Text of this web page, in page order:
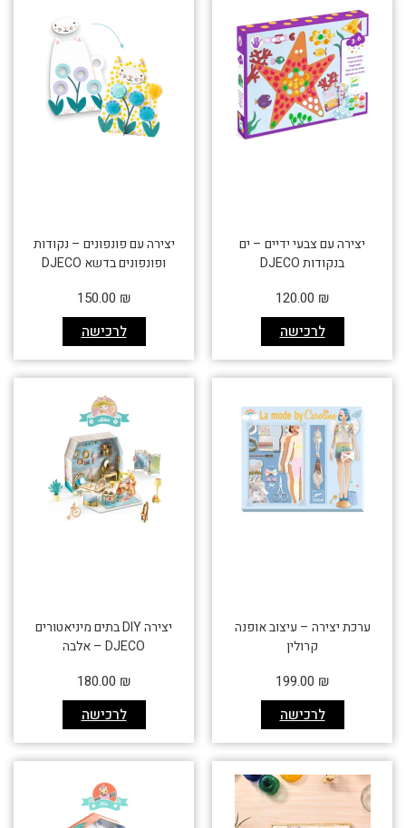
יצירה עם צבעי ידיים – ים
בנקודות DJECO
לרכישה
120.00 ₪
יצירה עם פונפונים – נקודות
ופונפונים בדשא DJECO
לרכישה
150.00 ₪
ערכת יצירה – עיצוב אופנה
קרולין
לרכישה
199.00 ₪
יצירה DIY בתים מיניאטורים
DJECO – אלבה
לרכישה
180.00 ₪